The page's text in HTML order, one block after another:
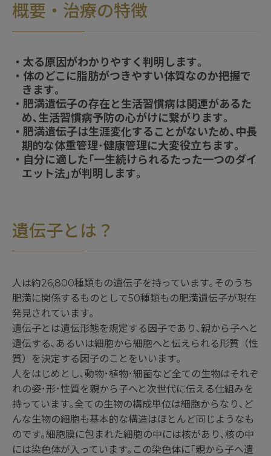
概要・治療の特徴
・太る原因がわかりやすく判明します｡
・体のどこに脂肪がつきやすい体質なのか把握で
きます｡
・肥満遺伝子の存在と生活習慣病は関連があるた
め､生活習慣病予防の心がけに繋がります｡
・肥満遺伝子は生涯変化することがないため､中長
期的な体重管理･健康管理に大変役立ちます｡
・自分に適した｢一生続けられるたった一つのダイ
エット法｣が判明します｡
遺伝子とは？
人は約26,800種類もの遺伝子を持っています｡ そのうち
肥満に関係するものとして50種類もの肥満遺伝子が現在
発見されています｡
遺伝子とは遺伝形態を規定する因子であり､親から子へと
遺伝する､あるいは細胞から細胞へと伝えられる形質（性
質）を決定する因子のことをいいます｡
人をはじめとし､動物･植物･細菌など全ての生物はそれぞ
れの姿･形･性質を親から子へと次世代に伝える仕組みを
持っています｡全ての生物の構成単位は細胞からなり､ど
んな生物の細胞も基本的な構造はほとんど同じようなも
のです｡細胞膜に包まれた細胞の中には核があり､核の中
には染色体が入っています｡この染色体に｢親から子へ遺